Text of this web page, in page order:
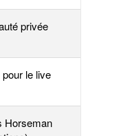
privée
le live
Horseman